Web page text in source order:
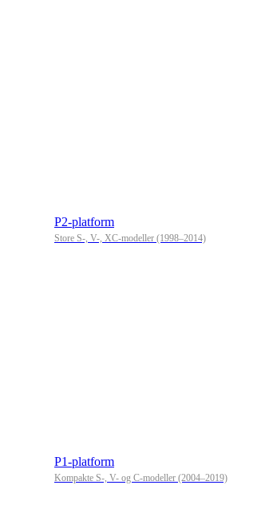
P2-platform
Store S-, V-, XC-modeller (1998–2014)
P1-platform
Kompakte S-, V- og C-modeller (2004–2019)